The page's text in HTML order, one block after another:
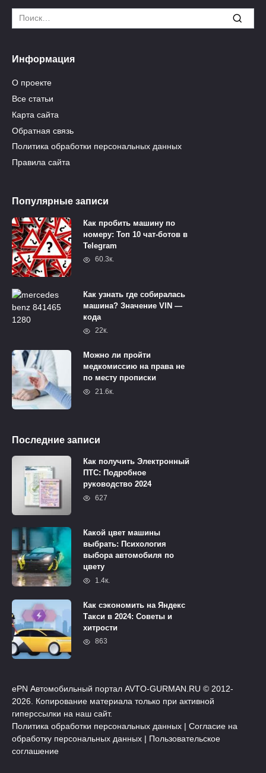
Search
for:
Информация
О проекте
Все статьи
Карта сайта
Обратная связь
Политика обработки персональных данных
Правила сайта
Популярные записи
Как пробить машину по
номеру: Топ 10 чат-ботов в
Telegram
60.3к.
Как узнать где собиралась
машина? Значение VIN —
кода
22к.
Можно ли пройти
медкомиссию на права не
по месту прописки
21.6к.
Последние записи
Как получить Электронный
ПТС: Подробное
руководство 2024
627
Какой цвет машины
выбрать: Психология
выбора автомобиля по
цвету
1.4к.
Как сэкономить на Яндекс
Такси в 2024: Советы и
хитрости
863
ePN Автомобильный портал AVTO-GURMAN.RU © 2012-
2026. Копирование материала только при активной
гиперссылки на наш сайт.
Политика обработки персональных данных | Согласие на
обработку персональных данных | Пользовательское
соглашение